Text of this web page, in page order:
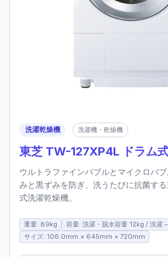
洗濯乾燥機 洗濯機・乾燥機
東芝 TW-127XP4L ドラム
ウルトラファインバブルとマイクロバ
みと黒ずみを防ぎ、洗うたびに抗菌す
式洗濯乾燥機。
重量: 89kg
容量: 洗濯・脱水容量 12kg / 洗濯
サイズ: 106.0mm × 645mm × 720mm